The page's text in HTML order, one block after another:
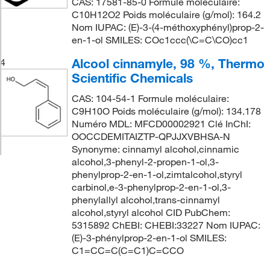
C10H12O2 Poids moléculaire (g/mol): 164.2
Nom IUPAC: (E)-3-(4-méthoxyphényl)prop-2-
en-1-ol SMILES: COc1ccc(\C=C\CO)cc1
4
Alcool cinnamyle, 98 %, Thermo
Scientific Chemicals
CAS: 104-54-1 Formule moléculaire:
C9H10O Poids moléculaire (g/mol): 134.178
Numéro MDL: MFCD00002921 Clé InChI:
OOCCDEMITAIZTP-QPJJXVBHSA-N
Synonyme: cinnamyl alcohol,cinnamic
alcohol,3-phenyl-2-propen-1-ol,3-
phenylprop-2-en-1-ol,zimtalcohol,styryl
carbinol,e-3-phenylprop-2-en-1-ol,3-
phenylallyl alcohol,trans-cinnamyl
alcohol,styryl alcohol CID PubChem:
5315892 ChEBI: CHEBI:33227 Nom IUPAC:
(E)-3-phénylprop-2-en-1-ol SMILES:
C1=CC=C(C=C1)C=CCO